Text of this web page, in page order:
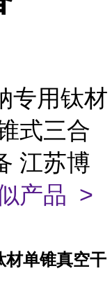
专用钛材
式三合
江苏博
产品 >
材单锥真空干